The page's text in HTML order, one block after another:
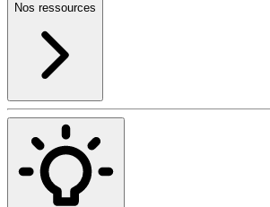
Nos ressources